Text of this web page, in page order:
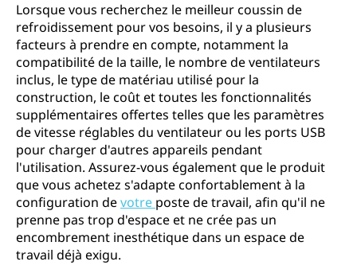
Lorsque vous recherchez le meilleur coussin de
refroidissement pour vos besoins, il y a plusieurs
facteurs à prendre en compte, notamment la
compatibilité de la taille, le nombre de ventilateurs
inclus, le type de matériau utilisé pour la
construction, le coût et toutes les fonctionnalités
supplémentaires offertes telles que les paramètres
de vitesse réglables du ventilateur ou les ports USB
pour charger d'autres appareils pendant
l'utilisation. Assurez-vous également que le produit
que vous achetez s'adapte confortablement à la
configuration devotre poste de travail, afin qu'il ne
prenne pas trop d'espace et ne crée pas un
encombrement inesthétique dans un espace de
travail déjà exigu.